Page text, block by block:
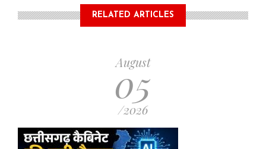
RELATED ARTICLES
August
05
/2026